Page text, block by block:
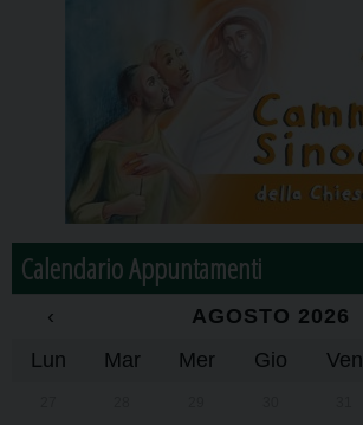
Calendario Appuntamenti
‹ AGOSTO 2026
Lun
Mar Mer Gio Ven